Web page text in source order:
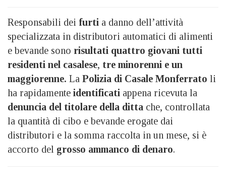
Responsabili dei furti a danno dell’attività
specializzata in distributori automatici di alimenti
e bevande sono risultati quattro giovani tutti
residenti nel casalese, tre minorenni e un
maggiorenne. La Polizia di Casale Monferrato li
ha rapidamente identificati appena ricevuta la
denuncia del titolare della ditta che, controllata
la quantità di cibo e bevande erogate dai
distributori e la somma raccolta in un mese, si è
accorto del grosso ammanco di denaro.